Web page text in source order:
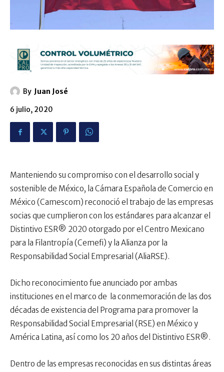
By Juan José
6 julio, 2020
Manteniendo su compromiso con el desarrollo social y
sostenible de México, la Cámara Española de Comercio en
México (Camescom) reconoció el trabajo de las empresas
socias que cumplieron con los estándares para alcanzar el
Distintivo ESR® 2020 otorgado por el Centro Mexicano
para la Filantropía (Cemefi) y la Alianza por la
Responsabilidad Social Empresarial (AliaRSE).
Dicho reconocimiento fue anunciado por ambas
instituciones en el marco de la conmemoración de las dos
décadas de existencia del Programa para promover la
Responsabilidad Social Empresarial (RSE) en México y
América Latina, así como los 20 años del Distintivo ESR®.
Dentro de las empresas reconocidas en sus distintas áreas